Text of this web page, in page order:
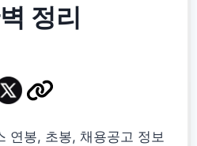
정리
연봉, 초봉, 채용공고 정보